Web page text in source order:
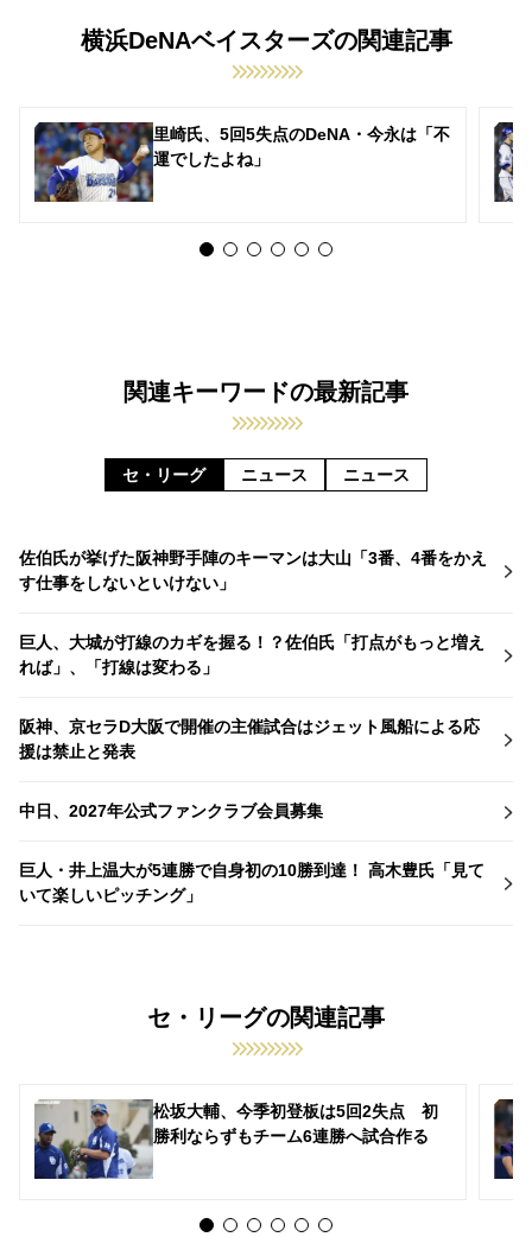
横浜DeNAベイスターズの関連記事
里崎氏、5回5失点のDeNA・今永は「不
運でしたよね」
関連キーワードの最新記事
セ・リーグ ニュース ニュース
佐伯氏が挙げた阪神野手陣のキーマンは大山「3番、4番をかえ
す仕事をしないといけない」
巨人、大城が打線のカギを握る！？佐伯氏「打点がもっと増え
れば」、「打線は変わる」
阪神、京セラD大阪で開催の主催試合はジェット風船による応
援は禁止と発表
中日、2027年公式ファンクラブ会員募集
巨人・井上温大が5連勝で自身初の10勝到達！ 高木豊氏「見て
いて楽しいピッチング」
セ・リーグの関連記事
松坂大輔、今季初登板は5回2失点 初
勝利ならずもチーム6連勝へ試合作る